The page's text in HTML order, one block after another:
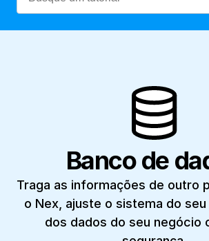
Banco de
Traga as informações de outro
o Nex, ajuste o sistema do
dos dados do seu negócio